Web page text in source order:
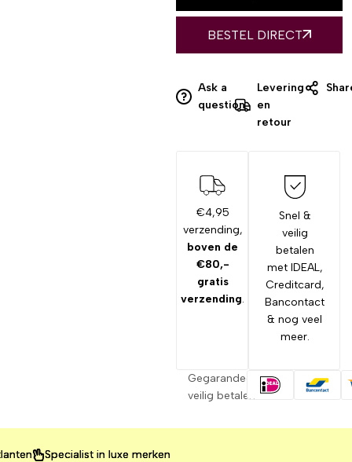
BESTEL DIRECT
Ask a
question
Levering
en
retour
€4,95
verzending,
boven de
€80,-
gratis
verzending.
Snel &
veilig
betalen
met IDEAL,
Creditcard,
Bancontact
& nog veel
meer.
Gegarandeerd
veilig betalen
Specialist in luxe merken
Specialist in luxe merken
Specialist in luxe merken